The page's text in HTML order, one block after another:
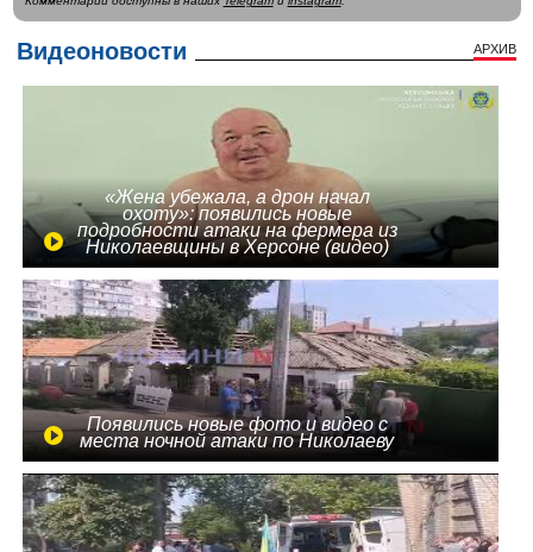
Видеоновости АРХИВ
«Жена убежала, а дрон начал
охоту»: появились новые
подробности атаки на фермера из
Николаевщины в Херсоне (видео)
Появились новые фото и видео с
места ночной атаки по Николаеву